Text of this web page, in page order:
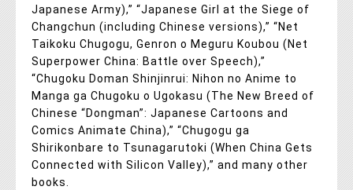
Japanese Army),” “Japanese Girl at the Siege of
Changchun (including Chinese versions),” “Net
Taikoku Chugogu, Genron o Meguru Koubou (Net
Superpower China: Battle over Speech),”
“Chugoku Doman Shinjinrui: Nihon no Anime to
Manga ga Chugoku o Ugokasu (The New Breed of
Chinese “Dongman”: Japanese Cartoons and
Comics Animate China),” “Chugogu ga
Shirikonbare to Tsunagarutoki (When China Gets
Connected with Silicon Valley),” and many other
books.